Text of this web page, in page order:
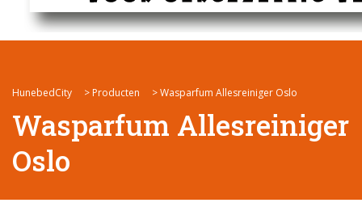
HunebedCity > Producten >Wasparfum Allesreiniger Oslo
Wasparfum Allesreiniger
Oslo